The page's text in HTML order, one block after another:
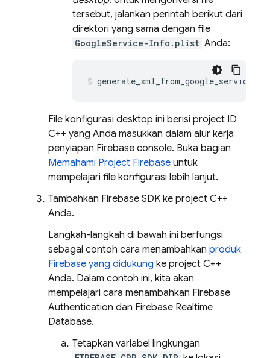
tersebut, jalankan perintah berikut dari
direktori yang sama dengan file
GoogleService-Info.plist Anda:
File konfigurasi desktop ini berisi project ID
C++ yang Anda masukkan dalam alur kerja
penyiapan Firebase console. Buka bagian
Memahami Project Firebase untuk
mempelajari file konfigurasi lebih lanjut.
Tambahkan Firebase SDK ke project C++
Anda.
Langkah-langkah di bawah ini berfungsi
sebagai contoh cara menambahkan produk
Firebase yang didukung ke project C++
Anda. Dalam contoh ini, kita akan
mempelajari cara menambahkan Firebase
Authentication dan Firebase Realtime
Database.
Tetapkan variabel lingkungan